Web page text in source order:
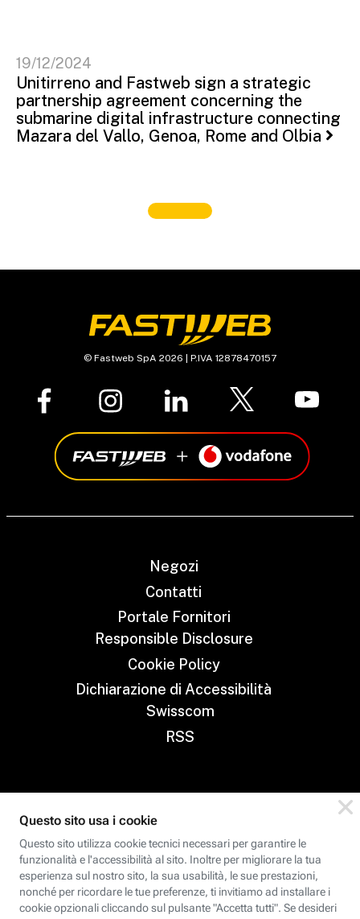
19/12/2024
Unitirreno and Fastweb sign a strategic
partnership agreement concerning the
submarine digital infrastructure connecting
Mazara del Vallo, Genoa, Rome and Olbia
© Fastweb SpA 2026 | P.IVA 12878470157
Negozi
Contatti
Portale Fornitori
Responsible Disclosure
Cookie Policy
Dichiarazione di Accessibilità
Swisscom
RSS